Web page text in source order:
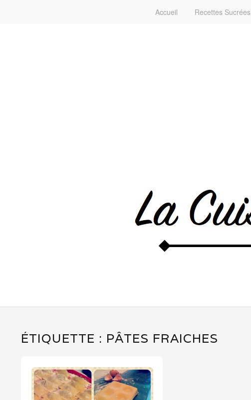
Accueil Recettes Sucrées
ÉTIQUETTE : PÂTES FRAICHES